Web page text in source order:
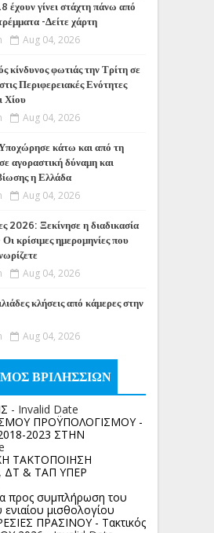
έχουν γίνει στάχτη πάνω από
-Δείτε χάρτη
Aug 04, 2026
κίνδυνος φωτιάς την Τρίτη σε
Περιφερειακές Ενότητες
Χίου
Aug 04, 2026
κάτω και από τη
αγοραστική δύναμη και
η Ελλάδα
Aug 04, 2026
2026: Ξεκίνησε η διαδικασία
κρίσιμες ημερομηνίες που
Aug 04, 2026
κλήσεις από κάμερες στην
Aug 04, 2026
ΒΡΙΛΗΣΣΙΩΝ
- Invalid Date
ΠΡΟΫΠΟΛΟΓΙΣΜΟΥ -
2023 ΣΤΗΝ
ΤΑΚΤΟΠΟΙΗΣΗ
& ΤΑΠ ΥΠΕΡ
προς συμπλήρωση του
μισθολογίου
ΠΡΑΣΙΝΟΥ - Τακτικός